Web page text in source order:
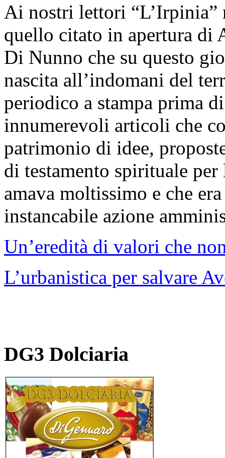
Ai nostri lettori “L’Irpinia”
quello citato in apertura di
Di Nunno che su questo
nascita all’indomani del
periodico a stampa prima
innumerevoli articoli che
patrimonio di idee,
di testamento spirituale
amava moltissimo e che
instancabile azione
Un’eredità di valori che
L’urbanistica per salvare
DG3 Dolciaria